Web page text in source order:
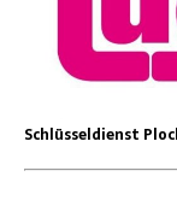
Schlüsseldienst